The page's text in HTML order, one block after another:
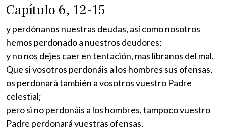
Capítulo 6, 12-15
y perdónanos nuestras deudas, así como nosotros
hemos perdonado a nuestros deudores;
y no nos dejes caer en tentación, mas líbranos del mal.
Que si vosotros perdonáis a los hombres sus ofensas,
os perdonará también a vosotros vuestro Padre
celestial;
pero si no perdonáis a los hombres, tampoco vuestro
Padre perdonará vuestras ofensas.